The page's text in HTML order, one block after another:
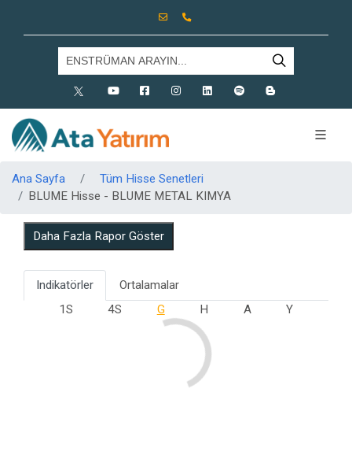
X Youtube FacebookInstagramLinkedinSpotify
Ana Sayfa
Tüm Hisse Senetleri
BLUME Hisse - BLUME METAL KIMYA
Daha Fazla Rapor Göster
Indikatörler
Ortalamalar
1S
4S G H A Y